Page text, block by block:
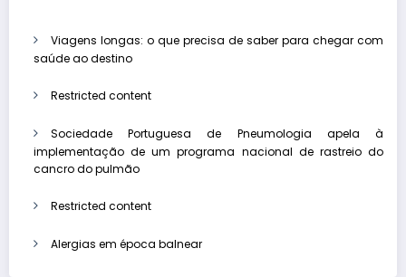
Viagens longas: o que precisa de saber para chegar com
saúde ao destino
Restricted content
Sociedade Portuguesa de Pneumologia apela à
implementação de um programa nacional de rastreio do
cancro do pulmão
Restricted content
Alergias em época balnear